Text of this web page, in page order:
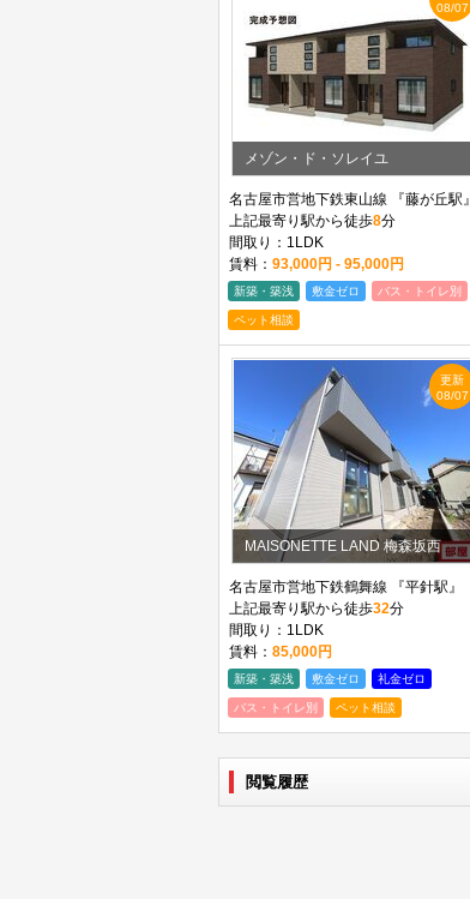
08/07
メゾン・ド・ソレイユ
名古屋市営地下鉄東山線 『藤が丘駅』
上記最寄り駅から徒歩8分
間取り：1LDK
賃料： 93,000円 - 95,000円
新築・築浅 敷金ゼロ バス・トイレ別
ペット相談
更新
08/07
MAISONETTE LAND 梅森坂西
名古屋市営地下鉄鶴舞線 『平針駅』
上記最寄り駅から徒歩32分
間取り：1LDK
賃料： 85,000円
新築・築浅 敷金ゼロ 礼金ゼロ
バス・トイレ別 ペット相談
閲覧履歴